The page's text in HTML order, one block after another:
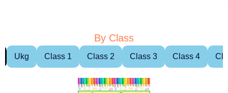
By Class
Ukg Class 1 Class 2 Class 3 Class 4